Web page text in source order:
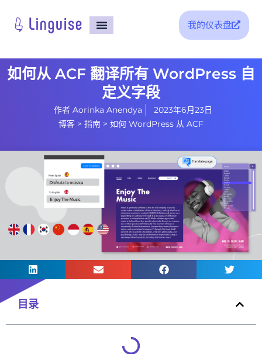
我的仪表盘
如何从 ACF 翻译所有 WordPress 自
定义字段
作者 Aorinka Anendya
2023年6月23日
博客 > 指南 > 如何 WordPress 从 ACF
目录